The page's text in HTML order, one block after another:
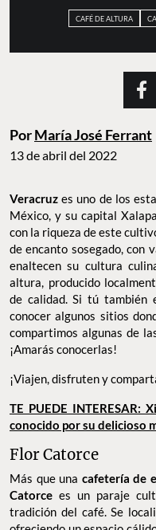
CAFÉ DE ALTURA
PorMaría José Ferrant
13 de abril del 2022
Veracruzes uno de los
México, y su capital
con la riqueza de este
de encanto sosegado, con
enaltecen su cultura
altura, producido
de calidad. Si tú también
conocer algunos sitios
compartimos algunas de
¡Amarás conocerlas!
¡Viajen, disfruten y
TE PUEDE INTERESAR:
conocido por su delicioso
Flor Catorce
Más que una cafetería de
Catorce es un paraje
tradición del café. Se